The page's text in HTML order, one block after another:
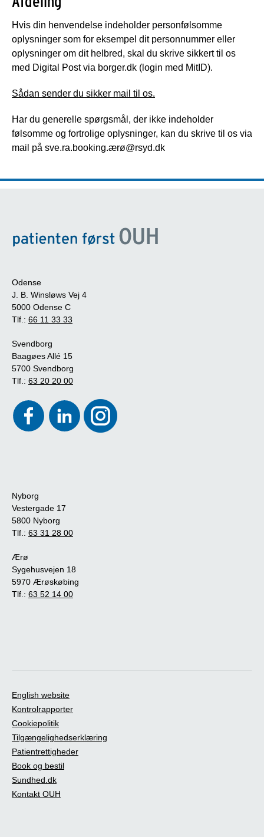
Hvis din henvendelse indeholder personfølsomme
oplysninger som for eksempel dit personnummer eller
oplysninger om dit helbred, skal du skrive sikkert til os
med Digital Post via borger.dk (login med MitID).
Sådan sender du sikker mail til os.
Har du generelle spørgsmål, der ikke indeholder
følsomme og fortrolige oplysninger, kan du skrive til os via
mail på sve.ra.booking.ærø@rsyd.dk
Odense
J. B. Winsløws Vej 4
5000 Odense C
Tlf.: 66 11 33 33
Svendborg
Baagøes Allé 15
5700 Svendborg
Tlf.: 63 20 20 00
Nyborg
Vestergade 17
5800 Nyborg
Tlf.: 63 31 28 00
Ærø
Sygehusvejen 18
5970 Ærøskøbing
Tlf.: 63 52 14 00
English website
Kontrolrapporter
Cookiepolitik
Tilgængelighedserklæring
Patientrettigheder
Book og bestil
Sundhed.dk
Kontakt OUH